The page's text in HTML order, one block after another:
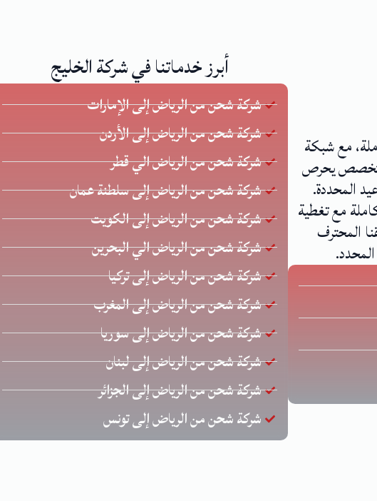
مع شبكة
فريقنا المتخصص يحرص
المحددة.
مع تغطية
فريقنا المحترف
أبرز خدماتنا في شركة الخليج
شركة شحن من الرياض إلى الإمارات
شركة شحن من الرياض إلى الأردن
شركة شحن من الرياض الي قطر
شركة شحن من الرياض إلى سلطنة عمان
شركة شحن من الرياض إلى الكويت
شركة شحن من الرياض الي البحرين
شركة شحن من الرياض إلى تركيا
شركة شحن من الرياض إلى المغرب
شركة شحن من الرياض إلى سوريا
شركة شحن من الرياض إلى لبنان
شركة شحن من الرياض إلى الجزائر
شركة شحن من الرياض إلى تونس